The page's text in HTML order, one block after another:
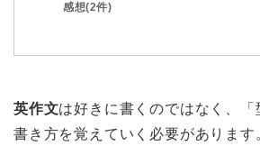
感想(2件)
英作文は好きに書くのではなく、「
書き方を覚えていく必要があります